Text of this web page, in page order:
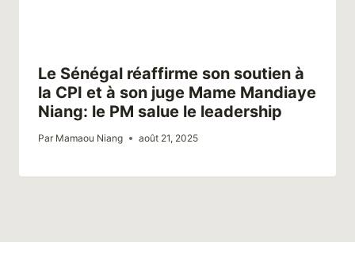
Le Sénégal réaffirme son soutien à
la CPI et à son juge Mame Mandiaye
Niang: le PM salue le leadership
Par Mamaou Niang août 21, 2025